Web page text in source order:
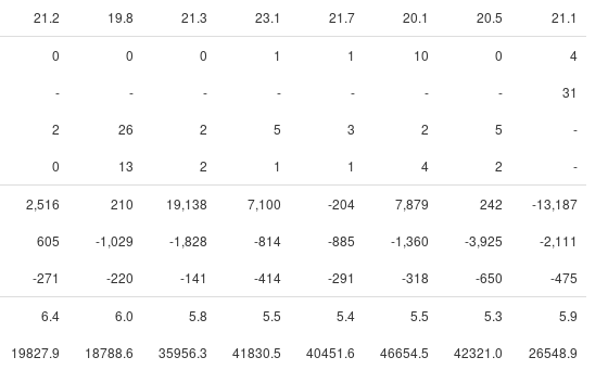
21.2 19.8 21.3 23.1 21.7 20.1 20.5 21.1
0 0 0 1 1 10 0 4
- - - - - - - 31
2 26 2 5 3 2 5 -
0 13 2 1 1 4 2 -
2,516 210 19,138 7,100 -204 7,879 242 -13,187
605 -1,029 -1,828 -814 -885 -1,360 -3,925 -2,111
-271 -220 -141 -414 -291 -318 -650 -475
6.4 6.0 5.8 5.5 5.4 5.5 5.3 5.9
19827.9 18788.6 35956.3 41830.5 40451.6 46654.5 42321.0 26548.9